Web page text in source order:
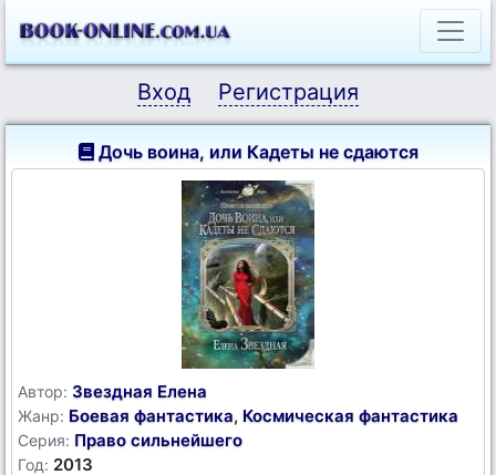
Вход Регистрация
Дочь воина, или Кадеты не сдаются
Автор: Звездная Елена
Жанр: Боевая фантастика, Космическая фантастика
Серия: Право сильнейшего
Год: 2013